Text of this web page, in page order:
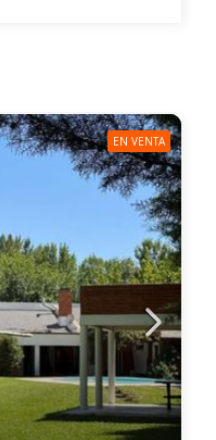
EN VENTA